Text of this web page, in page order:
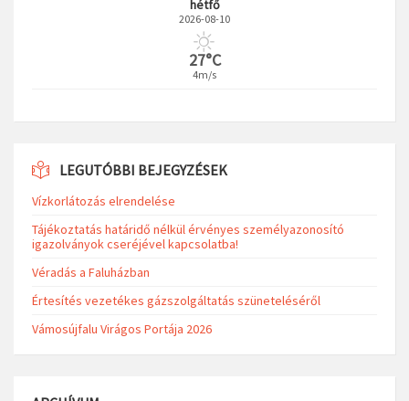
hétfő
2026-08-10
27°C
4m/s
LEGUTÓBBI BEJEGYZÉSEK
Vízkorlátozás elrendelése
Tájékoztatás határidő nélkül érvényes személyazonosító
igazolványok cseréjével kapcsolatba!
Véradás a Faluházban
Értesítés vezetékes gázszolgáltatás szüneteléséről
Vámosújfalu Virágos Portája 2026